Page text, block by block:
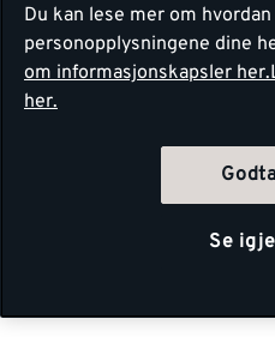
Du kan lese mer om
personopplysningene dine
om informasjonskapsler her.
her.
Se